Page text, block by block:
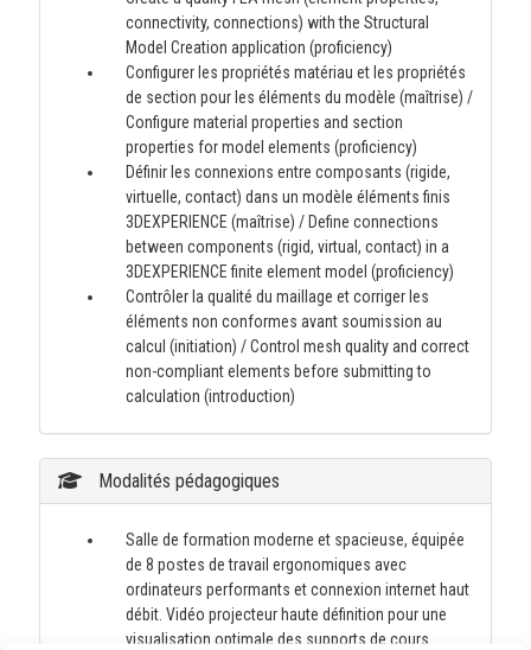
connectivity, connections) with the Structural
Model Creation application (proficiency)
Configurer les propriétés matériau et les propriétés
de section pour les éléments du modèle (maîtrise) /
Configure material properties and section
properties for model elements (proficiency)
Définir les connexions entre composants (rigide,
virtuelle, contact) dans un modèle éléments finis
3DEXPERIENCE (maîtrise) / Define connections
between components (rigid, virtual, contact) in a
3DEXPERIENCE finite element model (proficiency)
Contrôler la qualité du maillage et corriger les
éléments non conformes avant soumission au
calcul (initiation) / Control mesh quality and correct
non-compliant elements before submitting to
calculation (introduction)
Modalités pédagogiques
Salle de formation moderne et spacieuse, équipée
de 8 postes de travail ergonomiques avec
ordinateurs performants et connexion internet haut
débit. Vidéo projecteur haute définition pour une
visualisation optimale des supports de cours.